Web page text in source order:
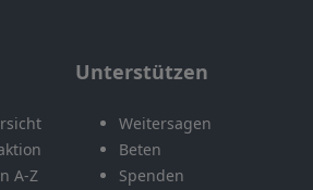
A-Z
Unterstützen
Weitersagen
Beten
Spenden